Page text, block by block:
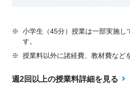
※
小学生（45分）授業は一部実施し
す。
※
授業料以外に諸経費、教材費など
週2回以上の授業料詳細を見る